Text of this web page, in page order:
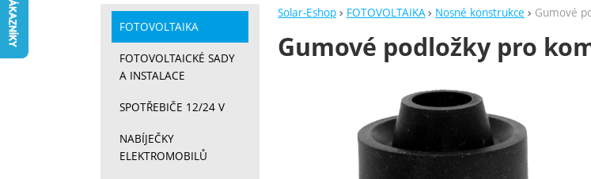
Solar-Eshop FOTOVOLTAIKA Nosné konstrukce Gumové
Gumové podložky pro
FOTOVOLTAIKA
FOTOVOLTAICKÉ SADY
A INSTALACE
SPOTŘEBIČE 12/24 V
NABÍJEČKY
ELEKTROMOBILŮ